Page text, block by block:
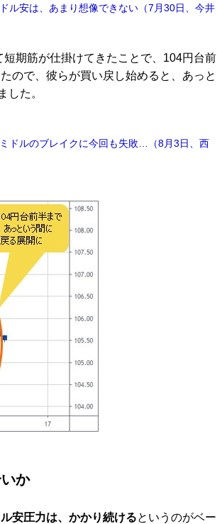
ル安は、あまり想像できない（7月30日、今井
期筋が仕掛けてきたことで、104円台前
ので、彼らが買い戻し始めると、あっと
した。
ドルのブレイクに今回も失敗…（8月3日、西
か
安圧力は、かかり続けるというのがベー